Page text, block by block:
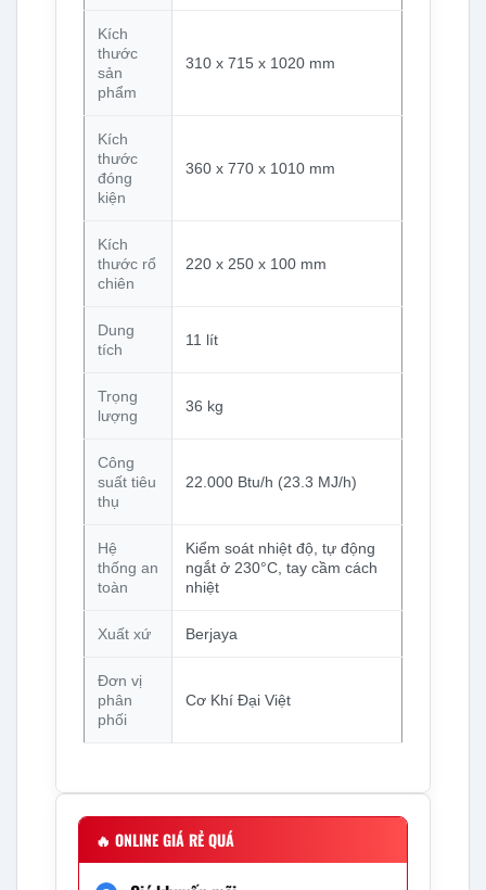
Kích
thước
sản
phẩm
310 x 715 x 1020 mm
Kích
thước
đóng
kiện
360 x 770 x 1010 mm
Kích
thước rổ
chiên
220 x 250 x 100 mm
Dung
tích
11 lít
Trọng
lượng
36 kg
Công
suất tiêu
thụ
22.000 Btu/h (23.3 MJ/h)
Hệ
thống an
toàn
Kiểm soát nhiệt độ, tự động
ngắt ở 230°C, tay cầm cách
nhiệt
Xuất xứ Berjaya
Đơn vị
phân
phối
Cơ Khí Đại Việt
🔥 ONLINE GIÁ RẺ QUÁ